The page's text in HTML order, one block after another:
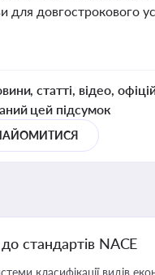
для довгострокового
статті, відео,
цей підсумок
стандартів NACE
класифікації видів